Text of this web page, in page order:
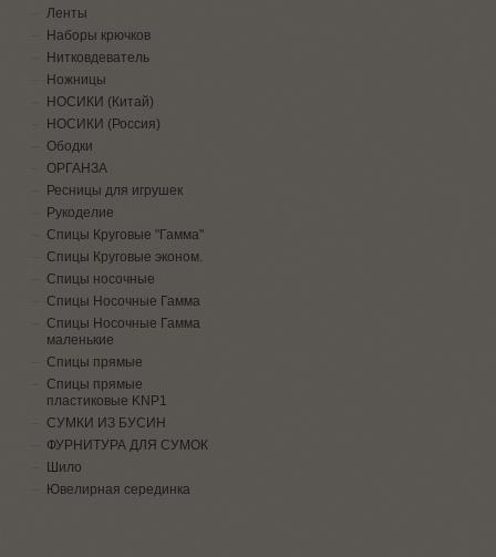
Ленты
Наборы крючков
Нитковдеватель
Ножницы
НОСИКИ (Китай)
НОСИКИ (Россия)
Ободки
ОРГАНЗА
Ресницы для игрушек
Рукоделие
Спицы Круговые "Гамма"
Спицы Круговые эконом.
Спицы носочные
Спицы Носочные Гамма
Спицы Носочные Гамма
маленькие
Спицы прямые
Спицы прямые
пластиковые KNP1
СУМКИ ИЗ БУСИН
ФУРНИТУРА ДЛЯ СУМОК
Шило
Ювелирная серединка